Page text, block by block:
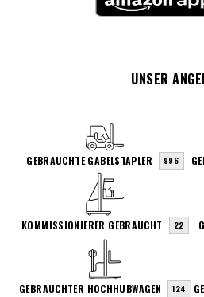
UNSER
GEBRAUCHTE GABELSTAPLER 996
KOMMISSIONIERER GEBRAUCHT 22
GEBRAUCHTER HOCHHUBWAGEN 124